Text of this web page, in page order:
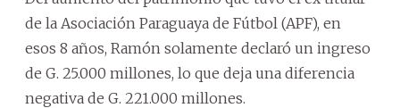
de la Asociación Paraguaya de Fútbol (APF), en
esos 8 años, Ramón solamente declaró un ingreso
de G. 25.000 millones, lo que deja una diferencia
negativa de G. 221.000 millones.